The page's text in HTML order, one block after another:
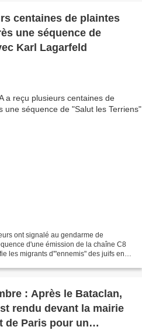
centaines de plaintes
une séquence de
Karl Lagarfeld
ont signalé au gendarme de
d'une émission de la chaîne C8
les migrants d'"ennemis" des juifs en
: Après le Bataclan,
rendu devant la mairie
de Paris pour un